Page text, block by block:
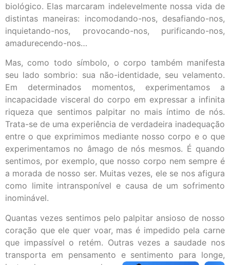
biológico. Elas marcaram indelevelmente nossa vida de
distintas maneiras: incomodando-nos, desafiando-nos,
inquietando-nos, provocando-nos, purificando-nos,
amadurecendo-nos…
Mas, como todo símbolo, o corpo também manifesta
seu lado sombrio: sua não-identidade, seu velamento.
Em determinados momentos, experimentamos a
incapacidade visceral do corpo em expressar a infinita
riqueza que sentimos palpitar no mais íntimo de nós.
Trata-se de uma experiência de verdadeira inadequação
entre o que exprimimos mediante nosso corpo e o que
experimentamos no âmago de nós mesmos. É quando
sentimos, por exemplo, que nosso corpo nem sempre é
a morada de nosso ser. Muitas vezes, ele se nos afigura
como limite intransponível e causa de um sofrimento
inominável.
Quantas vezes sentimos pelo palpitar ansioso de nosso
coração que ele quer voar, mas é impedido pela carne
que impassível o retém. Outras vezes a saudade nos
transporta em pensamento e sentimento para longe,